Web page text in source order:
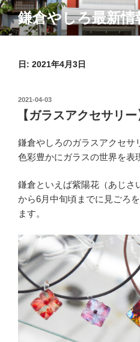
コ
ン
テ
鎌倉やしろ最新情
日: 2021年4月3日
投
日:
2021-04-03
【ガラスアクセサリー
鎌倉やしろのガラスアクセサ
色彩豊かにガラスの世界を表
鎌倉といえば紫陽花（あじさ
から6月中旬頃までに見ごろ
ます。